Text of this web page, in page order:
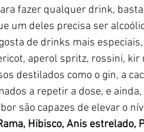
fazer qualquer drink,
um deles precisa ser
de drinks mais
aperol spritz, rossini,
destilados como o gin, a
a repetir a dose, e
são capazes de elevar o
Hibisco, Anis